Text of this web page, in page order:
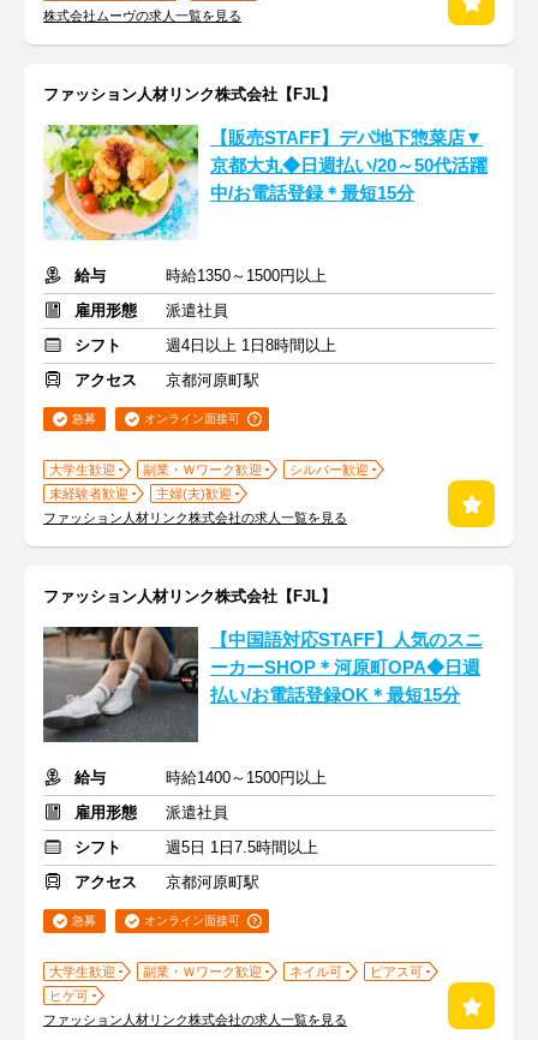
株式会社ムーヴの求人一覧を見る
ファッション人材リンク株式会社【FJL】
【販売STAFF】デパ地下惣菜店▼
京都大丸◆日週払い/20～50代活躍
中/お電話登録＊最短15分
給与
時給1350～1500円以上
雇用形態
派遣社員
シフト
週4日以上 1日8時間以上
アクセス
京都河原町駅
急募 オンライン面接可
大学生歓迎 副業・Ｗワーク歓迎
シルバー歓迎
未経験者歓迎
主婦(夫)歓迎
ファッション人材リンク株式会社の求人一覧を見る
ファッション人材リンク株式会社【FJL】
【中国語対応STAFF】人気のスニ
ーカーSHOP＊河原町OPA◆日週
払い/お電話登録OK＊最短15分
給与
時給1400～1500円以上
雇用形態
派遣社員
シフト
週5日 1日7.5時間以上
アクセス
京都河原町駅
急募 オンライン面接可
大学生歓迎 副業・Ｗワーク歓迎 ネイル可
ピアス可
ヒゲ可
ファッション人材リンク株式会社の求人一覧を見る